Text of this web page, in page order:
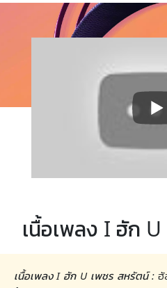
เนื้อเพลง I ฮัก U
เนื้อเพลง I ฮัก U เพชร สหรัตน์ :ฮั